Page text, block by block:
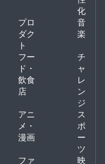
化
プロ
ダク
ト
音
楽
フー
ド・
飲食
店
チ
ャ
レ
ン
ジ
アニ
メ・
漫画
ス
ポ
ー
ツ
ファ
映